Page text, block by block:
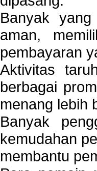
Banyak
aman,
pembayaran
Aktivitas
berbagai
menang lebih
Banyak
kemudahan
membantu